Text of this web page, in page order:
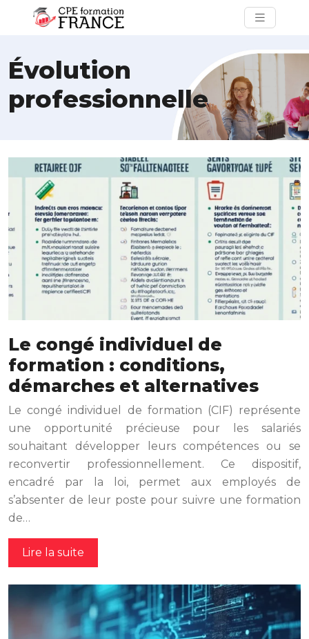
Évolution
professionnelle
Le congé individuel de
formation : conditions,
démarches et alternatives
Le congé individuel de formation (CIF) représente
une opportunité précieuse pour les salariés
souhaitant développer leurs compétences ou se
reconvertir professionnellement. Ce dispositif,
encadré par la loi, permet aux employés de
s’absenter de leur poste pour suivre une formation
de…
Lire la suite